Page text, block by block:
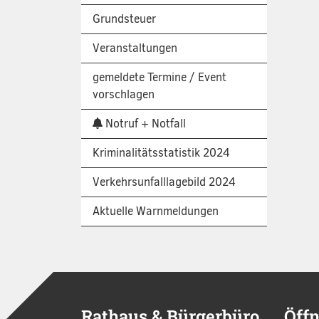
Grundsteuer
Veranstaltungen
gemeldete Termine / Event
vorschlagen
Notruf + Notfall
Kriminalitätsstatistik 2024
Verkehrsunfalllagebild 2024
Aktuelle Warnmeldungen